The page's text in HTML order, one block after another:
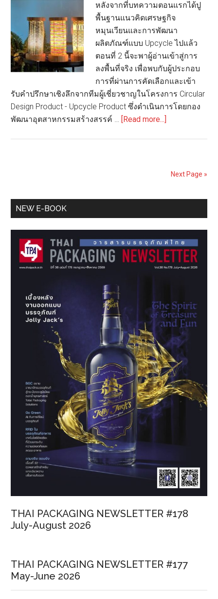
3)
หลังจากที่บทความตอนแรกได้ปู
พื้นฐานแนวคิดเศรษฐกิจ
หมุนเวียนและการพัฒนา
ผลิตภัณฑ์แบบ Upcycle ไปแล้ว
ตอนที่ 2 นี้จะพาผู้อ่านเข้าสู่การ
ลงพื้นที่จริง เพื่อพบกับผู้ประกอบ
การที่ผ่านการคัดเลือกและเข้า
รับคำปรึกษาเชิงลึกจากทีมผู้เชี่ยวชาญในโครงการ Circular
Design Product - Upcycle Product ซึ่งดำเนินการโดยกอง
พัฒนาอุตสาหกรรมสร้างสรรค์ …
[Read more...]
Upcycle
SME
เศรษฐกิจ
หมุนเวียน
(ตอน
Next Page »
Primary
NEW E-BOOK
THAI PACKAGING NEWSLETTER #178
July-August 2026
THAI PACKAGING NEWSLETTER #177
May-June 2026